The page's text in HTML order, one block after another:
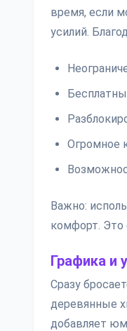
время, если
усилий.
Огромное
Важно:
комфорт. Это
Графика и
Сразу
деревянные
добавляет